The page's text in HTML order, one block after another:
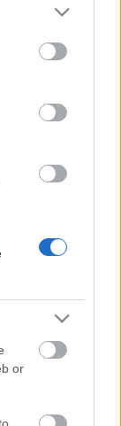
more Google
may click to
tags to
below Google
or
az 1 perc
többen
tűnt, mára
is, ma is
részeg
ő tudta.